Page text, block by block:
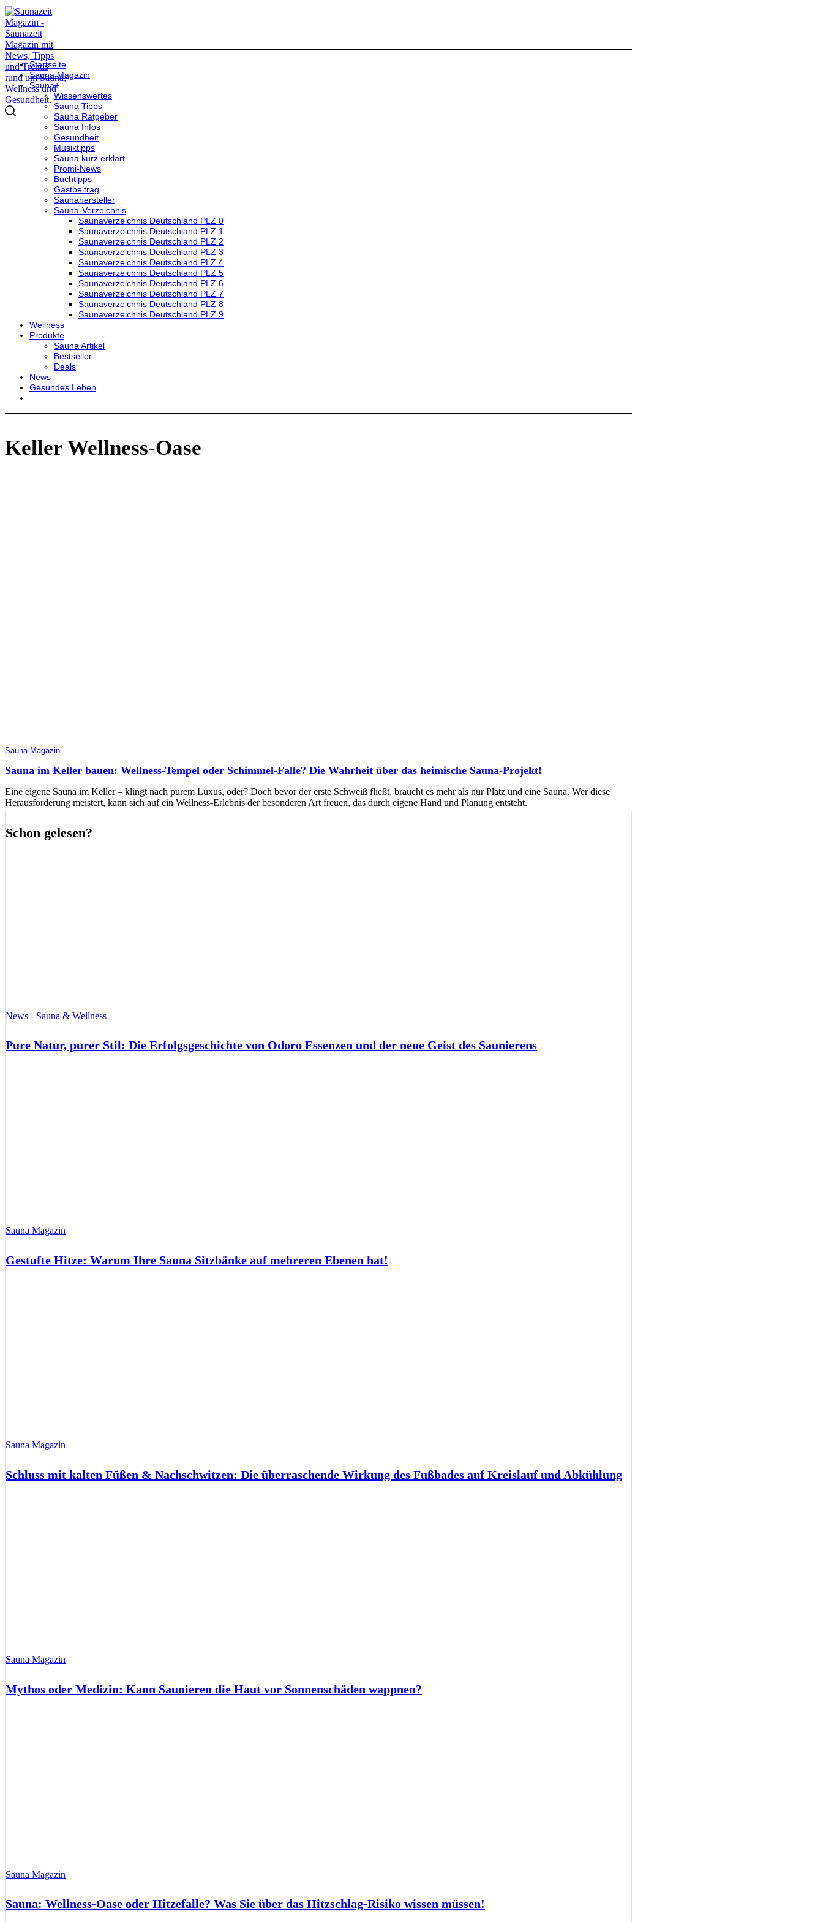
Startseite
Sauna Magazin
Sauna+
Wissenswertes
Sauna Tipps
Sauna Ratgeber
Sauna Infos
Gesundheit
Musiktipps
Sauna kurz erklärt
Promi-News
Buchtipps
Gastbeitrag
Saunahersteller
Sauna-Verzeichnis
Saunaverzeichnis Deutschland PLZ 0
Saunaverzeichnis Deutschland PLZ 1
Saunaverzeichnis Deutschland PLZ 2
Saunaverzeichnis Deutschland PLZ 3
Saunaverzeichnis Deutschland PLZ 4
Saunaverzeichnis Deutschland PLZ 5
Saunaverzeichnis Deutschland PLZ 6
Saunaverzeichnis Deutschland PLZ 7
Saunaverzeichnis Deutschland PLZ 8
Saunaverzeichnis Deutschland PLZ 9
Wellness
Produkte
Sauna Artikel
Bestseller
Deals
News
Gesundes Leben
Keller Wellness-Oase
Sauna Magazin
Sauna im Keller bauen: Wellness-Tempel oder Schimmel-Falle? Die Wahrheit über das heimische Sauna-Projekt!
Eine eigene Sauna im Keller – klingt nach purem Luxus, oder? Doch bevor der erste Schweiß fließt, braucht es mehr als nur Platz und eine Sauna. Wer diese
Herausforderung meistert, kann sich auf ein Wellness-Erlebnis der besonderen Art freuen, das durch eigene Hand und Planung entsteht.
Schon gelesen?
News - Sauna & Wellness
Pure Natur, purer Stil: Die Erfolgsgeschichte von Odoro Essenzen und der neue Geist des Saunierens
Sauna Magazin
Gestufte Hitze: Warum Ihre Sauna Sitzbänke auf mehreren Ebenen hat!
Sauna Magazin
Schluss mit kalten Füßen & Nachschwitzen: Die überraschende Wirkung des Fußbades auf Kreislauf und Abkühlung
Sauna Magazin
Mythos oder Medizin: Kann Saunieren die Haut vor Sonnenschäden wappnen?
Sauna Magazin
Sauna: Wellness-Oase oder Hitzefalle? Was Sie über das Hitzschlag-Risiko wissen müssen!